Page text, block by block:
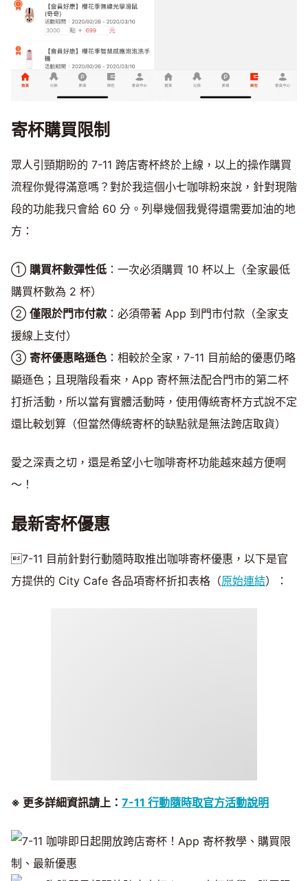
寄杯購買限制
眾人引頸期盼的 7-11 跨店寄杯終於上線，以上的操作購買
流程你覺得滿意嗎？對於我這個小七咖啡粉來說，針對現階
段的功能我只會給 60 分。列舉幾個我覺得還需要加油的地
方：
① 購買杯數彈性低 ：一次必須購買 10 杯以上（全家最低
購買杯數為 2 杯）
② 僅限於門市付款 ：必須帶著 App 到門市付款（全家支
援線上支付）
③ 寄杯優惠略遜色 ：相較於全家，7-11 目前給的優惠仍略
顯遜色；且現階段看來，App 寄杯無法配合門市的第二杯
打折活動，所以當有實體活動時，使用傳統寄杯方式說不定
還比較划算（但當然傳統寄杯的缺點就是無法跨店取貨）
愛之深責之切，還是希望小七咖啡寄杯功能越來越方便啊
～！
最新寄杯優惠
7-11 目前針對行動隨時取推出咖啡寄杯優惠，以下是官
方提供的 City Cafe 各品項寄杯折扣表格（原始連結）：
※ 更多詳細資訊請上： 7-11 行動隨時取官方活動說明